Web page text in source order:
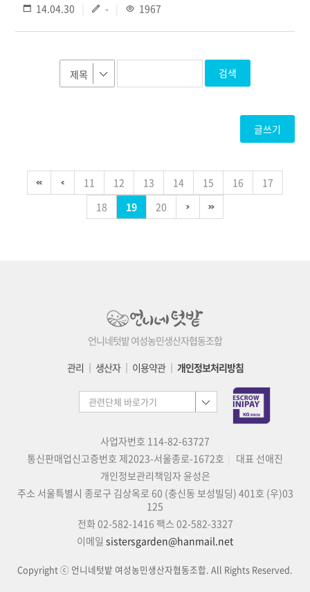
14.04.30 - 1967
검색
글쓰기
11 12 13 14 15 16
17
18
19 20
언니네텃밭 여성농민생산자협동조합
관리 │ 생산자│ 이용약관│ 개인정보처리방침
사업자번호 114-82-63727
통신판매업신고증번호 제2023-서울종로-1672호
대표 선애진
개인정보관리책임자 윤성은
주소 서울특별시 종로구 김상옥로 60 (충신동 보성빌딩) 401호 (우)03
125
전화 02-582-1416 팩스 02-582-3327
이메일 sistersgarden@hanmail.net
Copyright ⓒ 언니네텃밭 여성농민생산자협동조합. All Rights Reserved.